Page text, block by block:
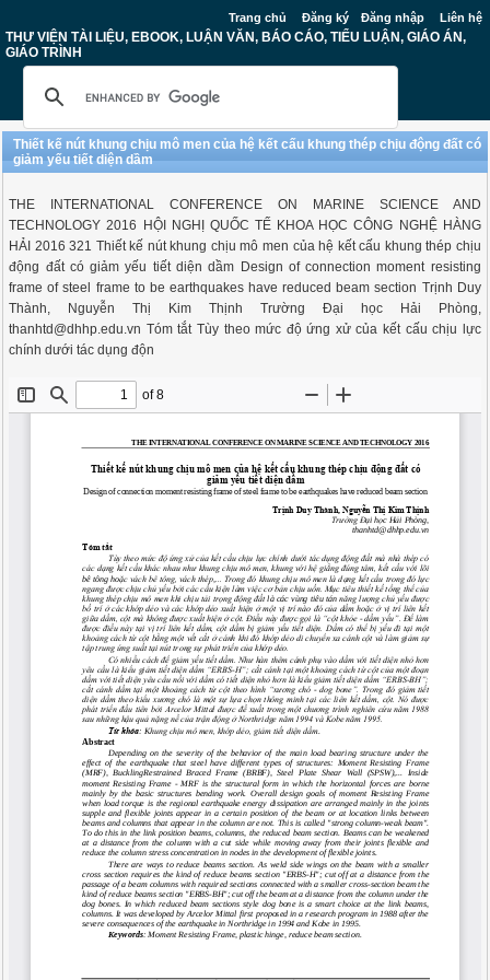
Trang chủ Đăng ký Đăng nhập Liên hệ
THƯ VIỆN TÀI LIỆU, EBOOK, LUẬN VĂN, BÁO CÁO, TIỂU LUẬN, GIÁO ÁN,
GIÁO TRÌNH
Thiết kế nút khung chịu mô men của hệ kết cấu khung thép chịu động đất có
giảm yếu tiết diện dầm
THE INTERNATIONAL CONFERENCE ON MARINE SCIENCE AND
TECHNOLOGY 2016 HỘI NGHỊ QUỐC TẾ KHOA HỌC CÔNG NGHỆ HÀNG
HẢI 2016 321 Thiết kế nút khung chịu mô men của hệ kết cấu khung thép chịu
động đất có giảm yếu tiết diện dầm Design of connection moment resisting
frame of steel frame to be earthquakes have reduced beam section Trịnh Duy
Thành, Nguyễn Thị Kim Thịnh Trường Đại học Hải Phòng,
thanhtd@dhhp.edu.vn Tóm tắt Tùy theo mức độ ứng xử của kết cấu chịu lực
chính dưới tác dụng độn